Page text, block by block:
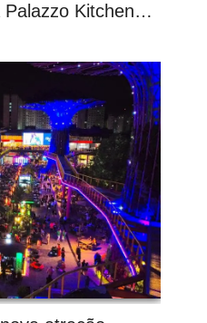
Palazzo Kitchen…